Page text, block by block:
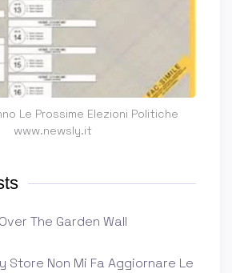
Le Prossime Elezioni Politiche
www.newsly.it
The Garden Wall
Store Non Mi Fa Aggiornare Le